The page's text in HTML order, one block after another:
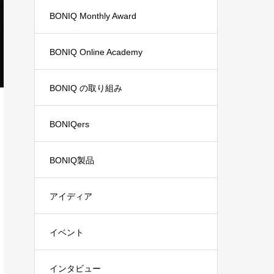
BONIQ Monthly Award
BONIQ Online Academy
BONIQ の取り組み
BONIQers
BONIQ製品
アイディア
イベント
インタビュー